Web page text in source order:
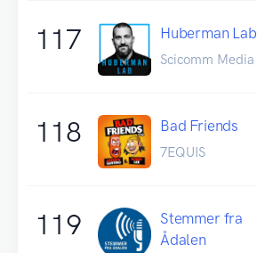
117 Huberman Lab
Scicomm Media
118 Bad Friends
7EQUIS
119
Stemmer fra
Ådalen